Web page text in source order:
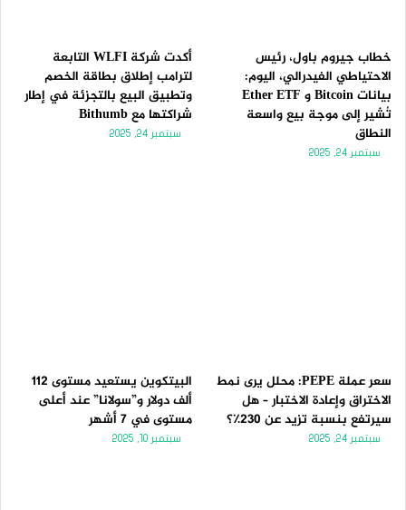
خطاب جيروم باول، رئيس
الاحتياطي الفيدرالي، اليوم:
بيانات Bitcoin و Ether ETF
تُشير إلى موجة بيع واسعة
النطاق
سبتمبر 24, 2025
أكدت شركة WLFI التابعة
لترامب إطلاق بطاقة الخصم
وتطبيق البيع بالتجزئة في إطار
شراكتها مع Bithumb
سبتمبر 24, 2025
سعر عملة PEPE: محلل يرى نمط
الاختراق وإعادة الاختبار – هل
سيرتفع بنسبة تزيد عن 230٪؟
سبتمبر 24, 2025
البيتكوين يستعيد مستوى 112
ألف دولار و”سولانا” عند أعلى
مستوى في 7 أشهر
سبتمبر 10, 2025